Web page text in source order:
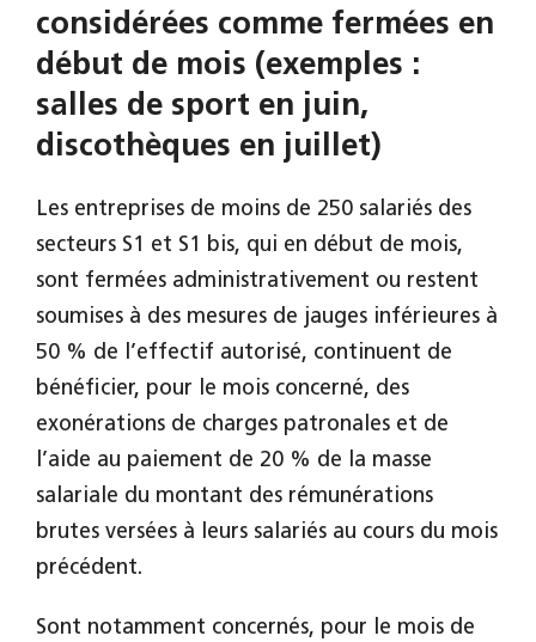
considérées comme fermées en
début de mois (exemples :
salles de sport en juin,
discothèques en juillet)
Les entreprises de moins de 250 salariés des
secteurs S1 et S1 bis, qui en début de mois,
sont fermées administrativement ou restent
soumises à des mesures de jauges inférieures à
50 % de l’effectif autorisé, continuent de
bénéficier, pour le mois concerné, des
exonérations de charges patronales et de
l’aide au paiement de 20 % de la masse
salariale du montant des rémunérations
brutes versées à leurs salariés au cours du mois
précédent.
Sont notamment concernés, pour le mois de